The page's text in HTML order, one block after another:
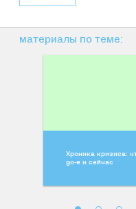
материалы по теме:
Хроника кризиса:
90-е и сейчас